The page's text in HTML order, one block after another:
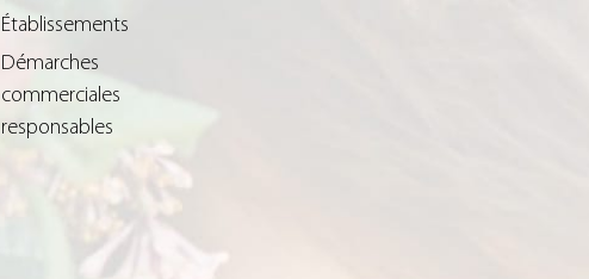
Établissements
Démarches
commerciales
responsables